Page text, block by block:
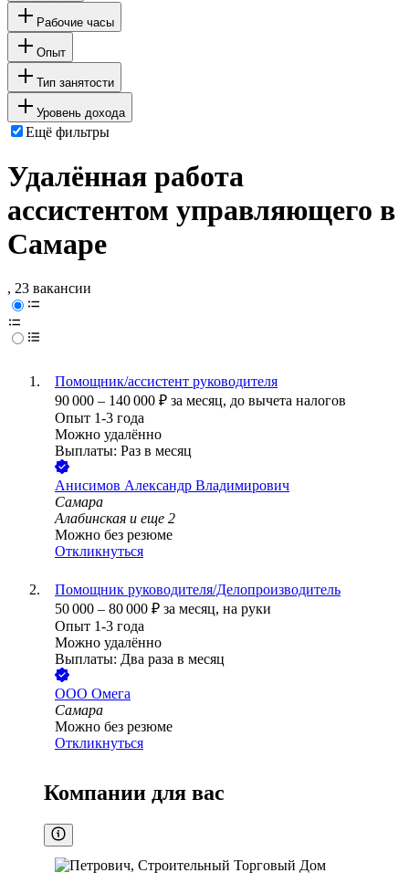
Рабочие часы
Опыт
Тип занятости
Уровень дохода
Ещё фильтры
Удалённая работа
ассистентом управляющего в
Самаре
, 23 вакансии
Помощник/ассистент руководителя
90 000 – 140 000 ₽ за месяц, до вычета налогов
Опыт 1-3 года
Можно удалённо
Выплаты: Раз в месяц
Анисимов Александр Владимирович
Самара
Алабинская и еще 2
Можно без резюме
Откликнуться
Помощник руководителя/Делопроизводитель
50 000 – 80 000 ₽ за месяц, на руки
Опыт 1-3 года
Можно удалённо
Выплаты: Два раза в месяц
ООО Омега
Самара
Можно без резюме
Откликнуться
Компании для вас